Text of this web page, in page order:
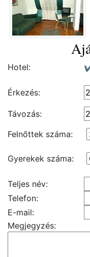
Hotel:
Érkezés:
Távozás:
Felnőttek száma:
Gyerekek száma:
Teljes név:
Telefon:
E-mail:
Megjegyzés: